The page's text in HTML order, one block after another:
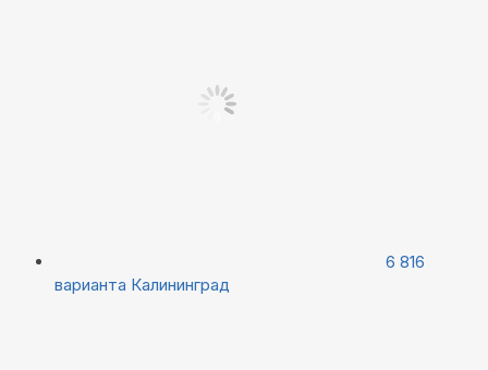
6 816
варианта Калининград